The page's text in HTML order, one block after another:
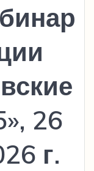
26
г.